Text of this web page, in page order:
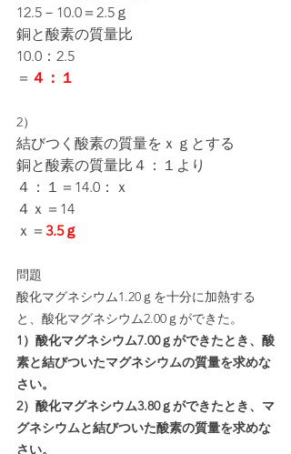
12.5－10.0＝2.5ｇ
銅と酸素の質量比
10.0：2.5
＝ ４：１
2）
結びつく酸素の質量をｘｇとする
銅と酸素の質量比４：１より
４：１＝14.0：ｘ
４ｘ＝14
ｘ＝ 3.5ｇ
問題
酸化マグネシウム1.20ｇを十分に加熱する
と、酸化マグネシウム2.00ｇができた。
1）酸化マグネシウム7.00ｇができたとき、酸
素と結びついたマグネシウムの質量を求めな
さい。
2）酸化マグネシウム3.80ｇができたとき、マ
グネシウムと結びついた酸素の質量を求めな
さい。